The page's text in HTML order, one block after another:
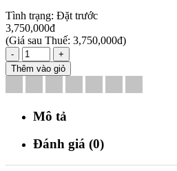
Tình trạng: Đặt trước
3,750,000đ
(Giá sau Thuế: 3,750,000đ)
-
+
Thêm vào giỏ
Mô tả
Đánh giá (0)